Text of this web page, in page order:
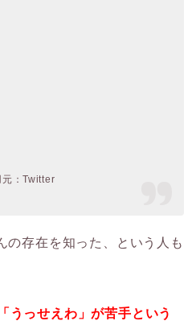
元：Twitter
の存在を知った、という人も
うっせえわ」が苦手という